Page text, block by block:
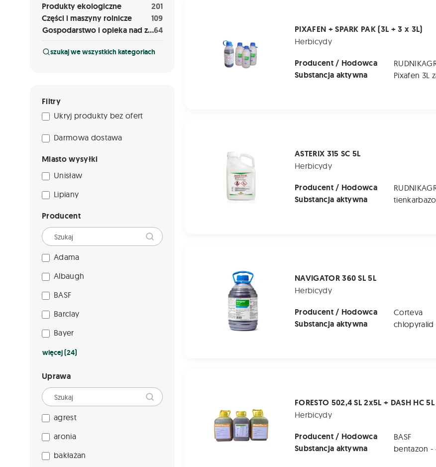
Produkty ekologiczne
201
Części i maszyny rolnicze
109
Gospodarstwo i opieka nad zwierzętami
64
szukaj we wszystkich kategoriach
Filtry
Ukryj produkty bez ofert
Darmowa dostawa
Miasto wysyłki
Unisław
Lipiany
Producent
Adama
Albaugh
BASF
Barclay
Bayer
więcej (24)
Uprawa
agrest
aronia
bakłażan
PIXAFEN + SPARK PAK (3L + 3 x 3L)
Herbicydy
Producent / Hodowca
Substancja aktywna
ASTERIX 315 SC 5L
Herbicydy
Producent / Hodowca
Substancja aktywna
NAVIGATOR 360 SL 5L
Herbicydy
Producent / Hodowca Corteva
Substancja aktywna
FORESTO 502,4 SL 2x5L + DASH HC 5L
Herbicydy
Producent / Hodowca BASF
Substancja aktywna